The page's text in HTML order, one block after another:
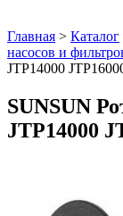
Главная > Каталог
насосов и
JTP14000
SUNSUN
JTP14000